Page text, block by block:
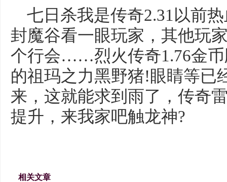
七日杀我是传奇2.31以前
封魔谷看一眼玩家，其他玩
个行会……烈火传奇1.76金币
的祖玛之力黑野猪!眼睛等已
来，这就能求到雨了，传奇
提升，来我家吧触龙神?
相关文章